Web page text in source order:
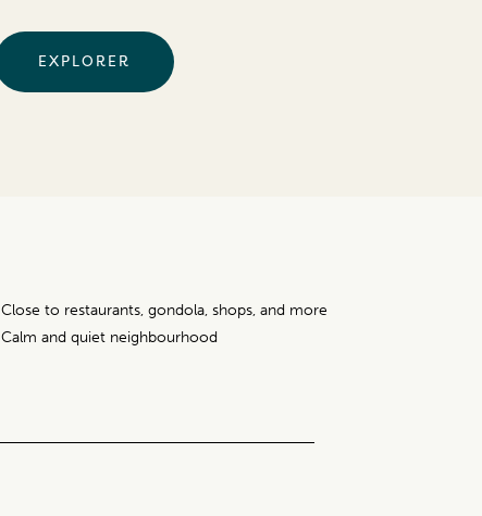
EXPLORER
Close to restaurants, gondola, shops, and more
Calm and quiet neighbourhood